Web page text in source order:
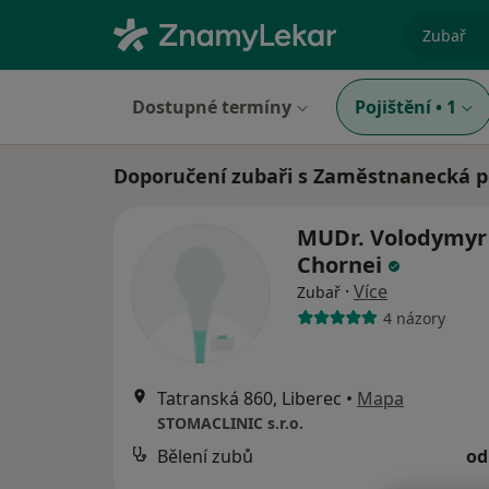
Dostupné termíny Pojištění • 1
Doporučení zubaři s Zaměstnanecká
MUDr. Volodymyr
Chornei
Zubař · Více
4 názory
Tatranská 860, Liberec • Mapa
STOMACLINIC s.r.o.
Bělení zubů